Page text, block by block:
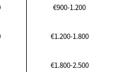
€900-1.200
€1.200-1.800
€1.800-2.500